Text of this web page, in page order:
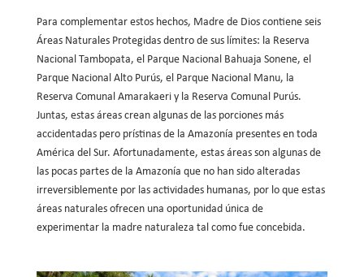
Para complementar estos hechos, Madre de Dios contiene seis
Áreas Naturales Protegidas dentro de sus límites: la Reserva
Nacional Tambopata, el Parque Nacional Bahuaja Sonene, el
Parque Nacional Alto Purús, el Parque Nacional Manu, la
Reserva Comunal Amarakaeri y la Reserva Comunal Purús.
Juntas, estas áreas crean algunas de las porciones más
accidentadas pero prístinas de la Amazonía presentes en toda
América del Sur. Afortunadamente, estas áreas son algunas de
las pocas partes de la Amazonía que no han sido alteradas
irreversiblemente por las actividades humanas, por lo que estas
áreas naturales ofrecen una oportunidad única de
experimentar la madre naturaleza tal como fue concebida.